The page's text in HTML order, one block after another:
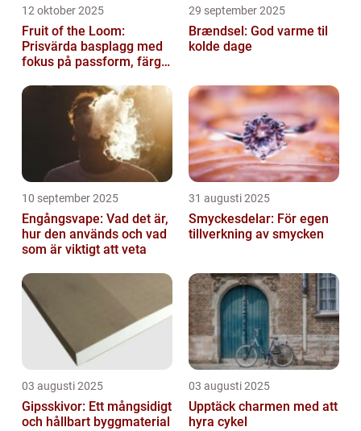
12 oktober 2025
Fruit of the Loom:
Prisvärda basplagg med
fokus på passform, färg
29 september 2025
Brændsel: God varme til
kolde dage
10 september 2025
Engångsvape: Vad det är,
hur den används och vad
som är viktigt att veta
31 augusti 2025
Smyckesdelar: För egen
tillverkning av smycken
03 augusti 2025
Gipsskivor: Ett mångsidigt
och hållbart byggmaterial
03 augusti 2025
Upptäck charmen med att
hyra cykel